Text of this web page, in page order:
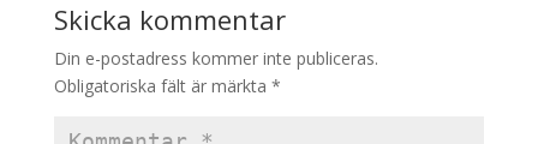
Skicka kommentar
Din e-postadress kommer inte publiceras.
Obligatoriska fält är märkta *